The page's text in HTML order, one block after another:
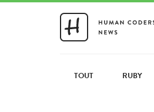
TOUT RUBY